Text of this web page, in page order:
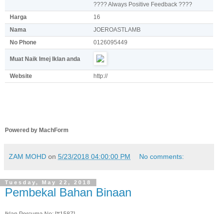
???? Always Positive Feedback ????
Harga
16
Nama
JOEROASTLAMB
No Phone
0126095449
Muat Naik Imej Iklan anda
Website http://
Powered by MachForm
ZAM MOHD on 5/23/2018 04:00:00 PM No comments:
Tuesday, May 22, 2018
Pembekal Bahan Binaan